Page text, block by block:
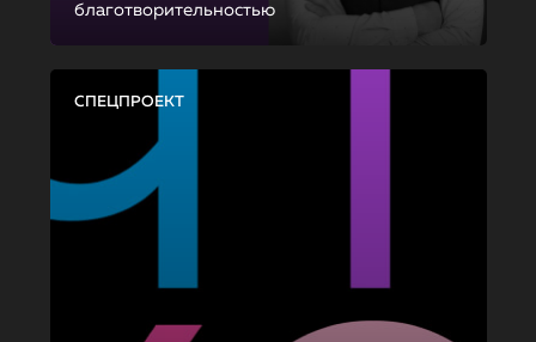
благотворительностью
СПЕЦПРОЕКТ